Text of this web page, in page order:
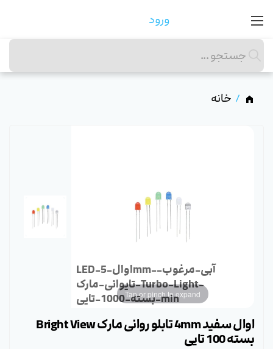
ورود
خانه
LED-اوال-5mm-آبی-مرغوب-
تایوانی-مارک-Turbo-Light-
بسته-1000-تایی-min
Tap or pinch to expand
اوال سفید 4mm تابلو روانی مارک Bright View
بسته 100 تایی